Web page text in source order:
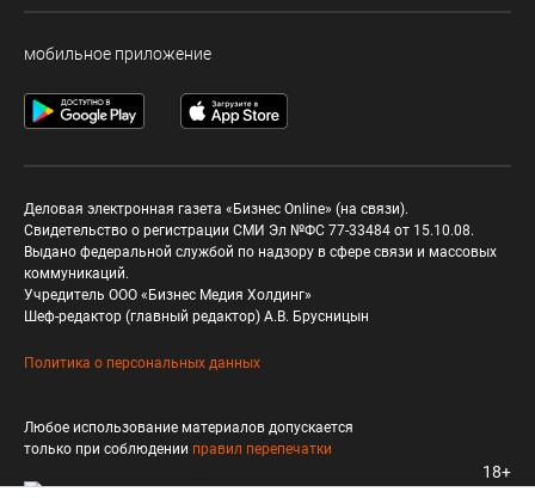
мобильное приложение
Деловая электронная газета «Бизнес Online» (на связи).
Свидетельство о регистрации СМИ Эл №ФС 77-33484 от 15.10.08.
Выдано федеральной службой по надзору в сфере связи и массовых
коммуникаций.
Учредитель ООО «Бизнес Медия Холдинг»
Шеф-редактор (главный редактор) А.В. Брусницын
Политика о персональных данных
Любое использование материалов допускается
только при соблюдении правил перепечатки
18+